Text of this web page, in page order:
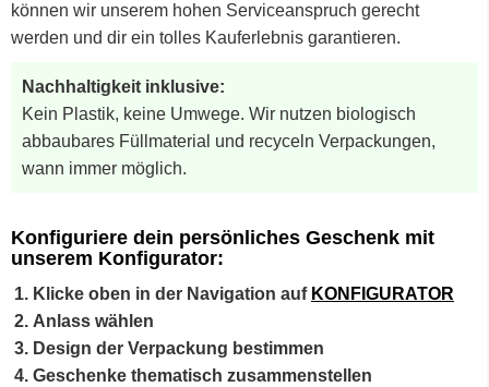
können wir unserem hohen Serviceanspruch gerecht
werden und dir ein tolles Kauferlebnis garantieren.
Nachhaltigkeit inklusive:
Kein Plastik, keine Umwege. Wir nutzen biologisch
abbaubares Füllmaterial und recyceln Verpackungen,
wann immer möglich.
Konfiguriere dein persönliches Geschenk mit
unserem Konfigurator:
Klicke oben in der Navigation auf KONFIGURATOR
Anlass wählen
Design der Verpackung bestimmen
Geschenke thematisch zusammenstellen